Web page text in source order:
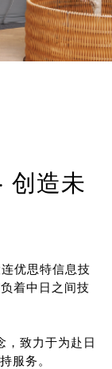
创造未
优思特信息技
着中日之间技
致力于为赴日
服务。